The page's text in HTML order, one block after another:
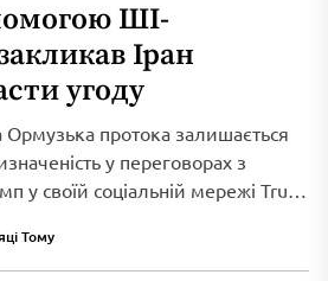
ШІ-
Іран
угоду
Ормузька протока залишається
у переговорах з
у своїй соціальній мережі Truth
Тому